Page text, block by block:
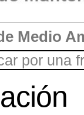
Medio